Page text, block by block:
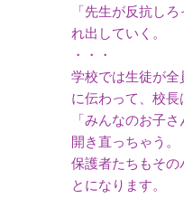
「先生が反抗し
れ出していく。
・・・
学校では生徒が
に伝わって、校長
「みんなのお子
開き直っちゃう。
保護者たちもその
とになります。